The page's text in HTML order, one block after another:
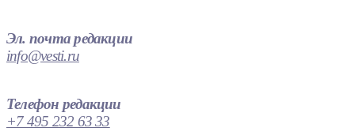
Эл. почта редакции
info@vesti.ru
Телефон редакции
+7 495 232 63 33